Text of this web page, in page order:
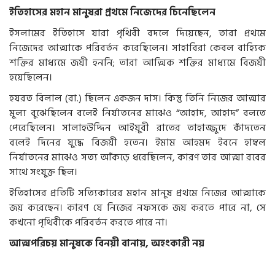
ইতিহাসের মহান মানুষরা প্রথমে নিজেদের চিনেছিলেন
ইসলামের ইতিহাসে যারা পৃথিবী বদলে দিয়েছেন, তারা প্রথমে
নিজেদের আত্মাকে পরিবর্তন করেছিলেন। সাহাবিরা কেবল বাহ্যিক
শক্তির মাধ্যমে জয়ী হননি; তারা আত্মিক শক্তির মাধ্যমে বিজয়ী
হয়েছিলেন।
হযরত বিলাল (রা.) ছিলেন একজন দাস। কিন্তু তিনি নিজের আত্মার
মূল্য বুঝেছিলেন বলেই নির্যাতনের মাঝেও “আহাদ, আহাদ” বলতে
পেরেছিলেন। সালাহউদ্দিন আইয়ুবী রাতের তাহাজ্জুদে কাঁদতেন
বলেই দিনের যুদ্ধে বিজয়ী হতেন। ইমাম আহমদ ইবনে হাম্বল
নির্যাতনের মাঝেও সত্য আঁকড়ে ধরেছিলেন, কারণ তার আত্মা রবের
সাথে সংযুক্ত ছিল।
ইতিহাসের প্রতিটি সত্যিকারের মহান মানুষ প্রথমে নিজের আত্মাকে
জয় করেছেন। কারণ যে নিজের নফসকে জয় করতে পারে না, সে
কখনো পৃথিবীকে পরিবর্তন করতে পারে না।
আত্মপরিচয় মানুষকে বিনয়ী বানায়, অহংকারী নয়